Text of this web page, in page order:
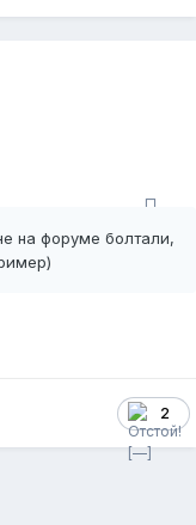
на форуме болтали,
2